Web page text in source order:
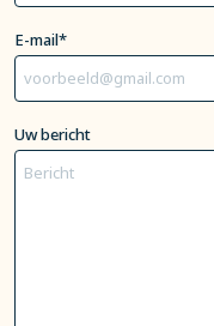
E-mail*
Uw bericht